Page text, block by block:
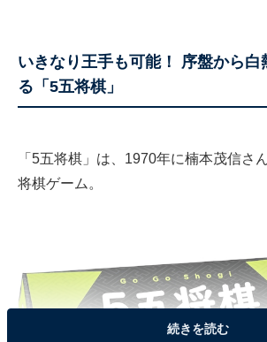
いきなり王手も可能！ 序盤から白
る「5五将棋」
「5五将棋」は、1970年に楠本茂信さ
将棋ゲーム。
続きを読む